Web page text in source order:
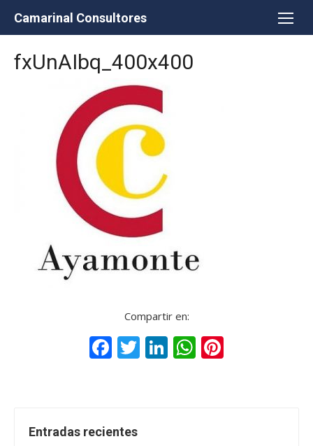
Camarinal Consultores
fxUnAIbq_400x400
Compartir en:
Facebook
Twitter
LinkedIn
WhatsApp
Entradas recientes